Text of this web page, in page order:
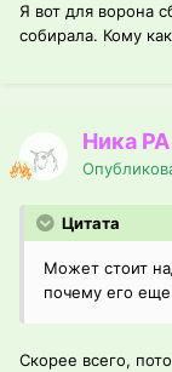
Я вот для ворона
собирала. Кому
Ника РА
Цитата
Может стоит
почему его
Скорее всего,